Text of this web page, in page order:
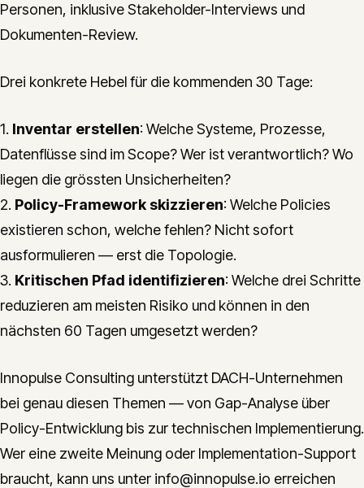
Personen, inklusive Stakeholder-Interviews und
Dokumenten-Review.
Drei konkrete Hebel für die kommenden 30 Tage:
1. Inventar erstellen: Welche Systeme, Prozesse,
Datenflüsse sind im Scope? Wer ist verantwortlich? Wo
liegen die grössten Unsicherheiten?
2. Policy-Framework skizzieren: Welche Policies
existieren schon, welche fehlen? Nicht sofort
ausformulieren — erst die Topologie.
3. Kritischen Pfad identifizieren: Welche drei Schritte
reduzieren am meisten Risiko und können in den
nächsten 60 Tagen umgesetzt werden?
Innopulse Consulting unterstützt DACH-Unternehmen
bei genau diesen Themen — von Gap-Analyse über
Policy-Entwicklung bis zur technischen Implementierung.
Wer eine zweite Meinung oder Implementation-Support
braucht, kann uns unter info@innopulse.io erreichen